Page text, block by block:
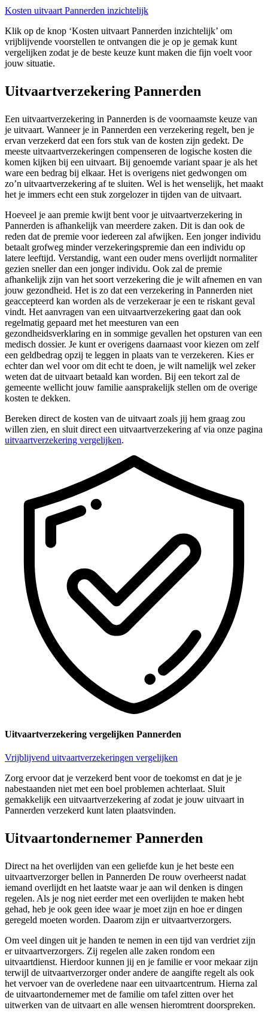
Kosten uitvaart Pannerden inzichtelijk
Klik op de knop ‘Kosten uitvaart Pannerden inzichtelijk’ om
vrijblijvende voorstellen te ontvangen die je op je gemak kunt
vergelijken zodat je de beste keuze kunt maken die fijn voelt voor
jouw situatie.
Uitvaartverzekering Pannerden
Een uitvaartverzekering in Pannerden is de voornaamste keuze van
je uitvaart. Wanneer je in Pannerden een verzekering regelt, ben je
ervan verzekerd dat een fors stuk van de kosten zijn gedekt. De
meeste uitvaartverzekeringen compenseren de logische kosten die
komen kijken bij een uitvaart. Bij genoemde variant spaar je als het
ware een bedrag bij elkaar. Het is overigens niet gedwongen om
zo’n uitvaartverzekering af te sluiten. Wel is het wenselijk, het maakt
het je immers echt een stuk zorgelozer in tijden van de uitvaart.
Hoeveel je aan premie kwijt bent voor je uitvaartverzekering in
Pannerden is afhankelijk van meerdere zaken. Dit is dan ook de
reden dat de premie voor iedereen zal afwijken. Een jonger individu
betaalt grofweg minder verzekeringspremie dan een individu op
latere leeftijd. Verstandig, want een ouder mens overlijdt normaliter
gezien sneller dan een jonger individu. Ook zal de premie
afhankelijk zijn van het soort verzekering die je wilt afnemen en van
jouw gezondheid. Het is zo dat een verzekering in Pannerden niet
geaccepteerd kan worden als de verzekeraar je een te riskant geval
vindt. Het aanvragen van een uitvaartverzekering gaat dan ook
regelmatig gepaard met het meesturen van een
gezondheidsverklaring en in sommige gevallen het opsturen van een
medisch dossier. Je kunt er overigens daarnaast voor kiezen om zelf
een geldbedrag opzij te leggen in plaats van te verzekeren. Kies er
echter dan wel voor om dit echt te doen, je wilt namelijk wel zeker
weten dat de uitvaart betaald kan worden. Bij een tekort zal de
gemeente wellicht jouw familie aansprakelijk stellen om de overige
kosten te dekken.
Bereken direct de kosten van de uitvaart zoals jij hem graag zou
willen zien, en sluit direct een uitvaartverzekering af via onze pagina
uitvaartverzekering vergelijken.
Uitvaartverzekering vergelijken Pannerden
Vrijblijvend uitvaartverzekeringen vergelijken
Zorg ervoor dat je verzekerd bent voor de toekomst en dat je je
nabestaanden niet met een boel problemen achterlaat. Sluit
gemakkelijk een uitvaartverzekering af zodat je jouw uitvaart in
Pannerden verzekerd kunt laten plaatsvinden.
Uitvaartondernemer Pannerden
Direct na het overlijden van een geliefde kun je het beste een
uitvaartverzorger bellen in Pannerden De rouw overheerst nadat
iemand overlijdt en het laatste waar je aan wil denken is dingen
regelen. Als je nog niet eerder met een overlijden te maken hebt
gehad, heb je ook geen idee waar je moet zijn en hoe er dingen
geregeld moeten worden. Daarom zijn er uitvaartverzorgers.
Om veel dingen uit je handen te nemen in een tijd van verdriet zijn
er uitvaartverzorgers. Zij regelen alle zaken rondom een
uitvaartdienst. Hierdoor kunnen jij en je familie er voor mekaar zijn
terwijl de uitvaartverzorger onder andere de aangifte regelt als ook
het vervoer van de overledene naar een uitvaartcentrum. Hierna zal
de uitvaartondernemer met de familie om tafel zitten over het
uitwerken van de uitvaart en alle wensen hieromtrent doorspreken.